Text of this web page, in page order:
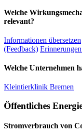
Welche
relevant?
Informationen übersetzen
(Feedback)
Welche Unternehmen
Kleintierklinik Bremen
Öffentliches
Stromverbrauch von